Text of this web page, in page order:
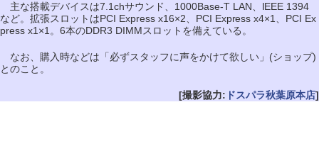
主な搭載デバイスは7.1chサウンド、1000Base-T LAN、IEEE 1394
など。拡張スロットはPCI Express x16×2、PCI Express x4×1、PCI Ex
press x1×1。6本のDDR3 DIMMスロットを備えている。
なお、購入時などは「必ずスタッフに声をかけて欲しい」(ショップ)
とのこと。
[撮影協力: ドスパラ秋葉原本店]